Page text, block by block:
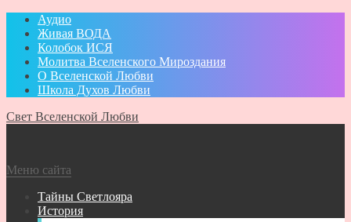
Аудио
Живая ВОДА
Колобок ИСЯ
Молитва Вселенского Мироздания
О Вселенской Любви
Школа Духов Любви
Свет Вселенской Любви
Меню сайта
Тайны Светлояра
История